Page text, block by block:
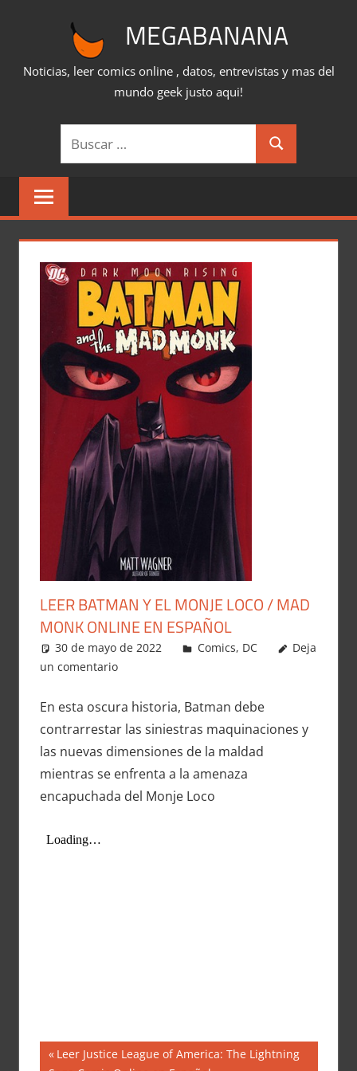
MEGABANANA
Noticias, leer comics online , datos, entrevistas y mas del
mundo geek justo aqui!
Buscar:
Buscar
LEER BATMAN Y EL MONJE LOCO / MAD
MONK ONLINE EN ESPAÑOL
30 de mayo de 2022 Carlitox Banana
Comics, DC
Deja
un comentario
En esta oscura historia, Batman debe
contrarrestar las siniestras maquinaciones y
las nuevas dimensiones de la maldad
mientras se enfrenta a la amenaza
encapuchada del Monje Loco
Navegación
Entrada
Leer Justice League of America: The Lightning